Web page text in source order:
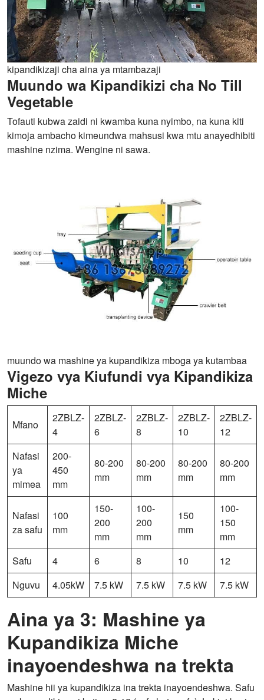
kipandikizaji cha aina ya mtambazaji
Muundo wa Kipandikizi cha No Till
Vegetable
Tofauti kubwa zaidi ni kwamba kuna nyimbo, na kuna kiti
kimoja ambacho kimeundwa mahsusi kwa mtu anayedhibiti
mashine nzima. Wengine ni sawa.
muundo wa mashine ya kupandikiza mboga ya kutambaa
Vigezo vya Kiufundi vya Kipandikiza
Miche
Mfano
2ZBLZ-
4
2ZBLZ-
6
2ZBLZ-
8
2ZBLZ-
10
2ZBLZ-
12
Nafasi
ya
mimea
200-
450
mm
80-200
mm
80-200
mm
80-200
mm
80-200
mm
Nafasi
za safu
100
mm
150-
200
mm
100-
200
mm
150
mm
100-
150
mm
Safu
4 6 8 10
12
Nguvu
4.05kW 7.5 kW 7.5 kW 7.5 kW 7.5 kW
Aina ya 3: Mashine ya
Kupandikiza Miche
inayoendeshwa na trekta
Mashine hii ya kupandikiza ina trekta inayoendeshwa. Safu